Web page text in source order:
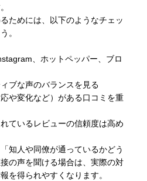
ためには、以下のようなチェッ
。
、ホットペッパー、ブロ
ブな声のバランスを見る
や変化など）がある口コミを重
ているレビューの信頼度は高め
知人や同僚が通っているかどう
の声を聞ける場合は、実際の対
を得られやすくなります。